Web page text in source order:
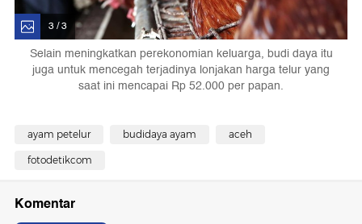
3 / 3
Selain meningkatkan perekonomian keluarga, budi daya itu
juga untuk mencegah terjadinya lonjakan harga telur yang
saat ini mencapai Rp 52.000 per papan.
ayam petelur budidaya ayam aceh
fotodetikcom
Komentar